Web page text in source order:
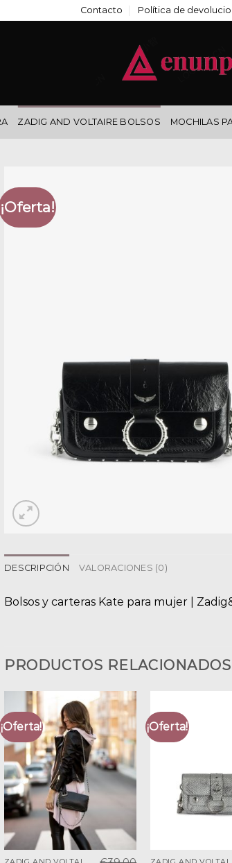
Contacto Política de
ZADIG AND VOLTAIRE BOLSOS MOCHILAS
¡Oferta!
DESCRIPCIÓN VALORACIONES (0)
Bolsos y carteras Kate para mujer |
PRODUCTOS RELACIONADOS
¡Oferta! ¡Oferta!